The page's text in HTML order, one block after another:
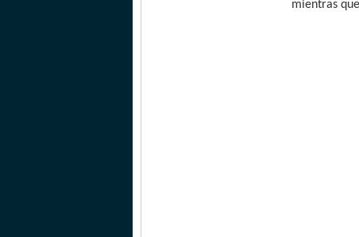
mientras